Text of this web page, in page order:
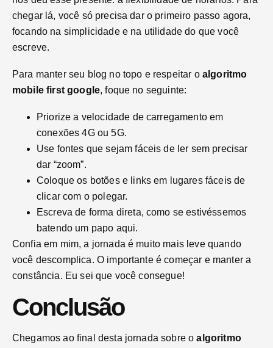
chegar lá, você só precisa dar o primeiro passo agora,
focando na simplicidade e na utilidade do que você
escreve.
Para manter seu blog no topo e respeitar o algoritmo
mobile first google, foque no seguinte:
Priorize a velocidade de carregamento em
conexões 4G ou 5G.
Use fontes que sejam fáceis de ler sem precisar
dar “zoom”.
Coloque os botões e links em lugares fáceis de
clicar com o polegar.
Escreva de forma direta, como se estivéssemos
batendo um papo aqui.
Confia em mim, a jornada é muito mais leve quando
você descomplica. O importante é começar e manter a
constância. Eu sei que você consegue!
Conclusão
Chegamos ao final desta jornada sobre oalgoritmo